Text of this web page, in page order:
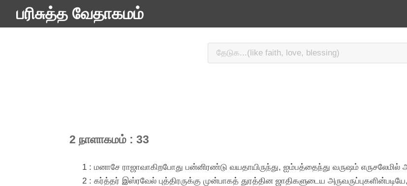
பரிசுத்த வேதாகமம்
2 நாளாகமம் : 33
1 : மனாசே ராஜாவாகிறபோது பன்னிரண்டு வயதாயிருந்து, ஐம்பத்தைந்து வருஷம்
2 : கர்த்தர் இஸ்ரவேல் புத்திரருக்கு முன்பாகத் துரத்தின ஜாதிகளுடைய